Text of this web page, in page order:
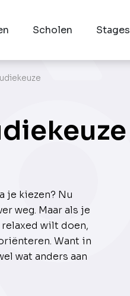
Scholen Stages
je kiezen? Nu
weg. Maar als je
wilt doen,
Want in
wat anders aan